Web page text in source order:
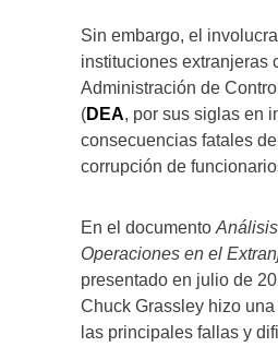
Sin embargo, el
instituciones extranjeras
Administración de
(DEA, por sus siglas en
consecuencias fatales
corrupción de
En el documento
Operaciones en el
presentado en julio de
Chuck Grassley hizo
las principales fallas y